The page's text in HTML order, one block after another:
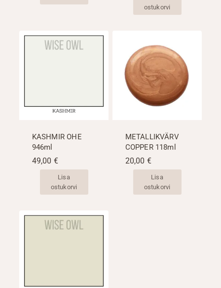
ostukorvi
KASHMIR OHE
946ml
49,00 €
Lisa
ostukorvi
METALLIKVÄRV
COPPER 118ml
20,00 €
Lisa
ostukorvi